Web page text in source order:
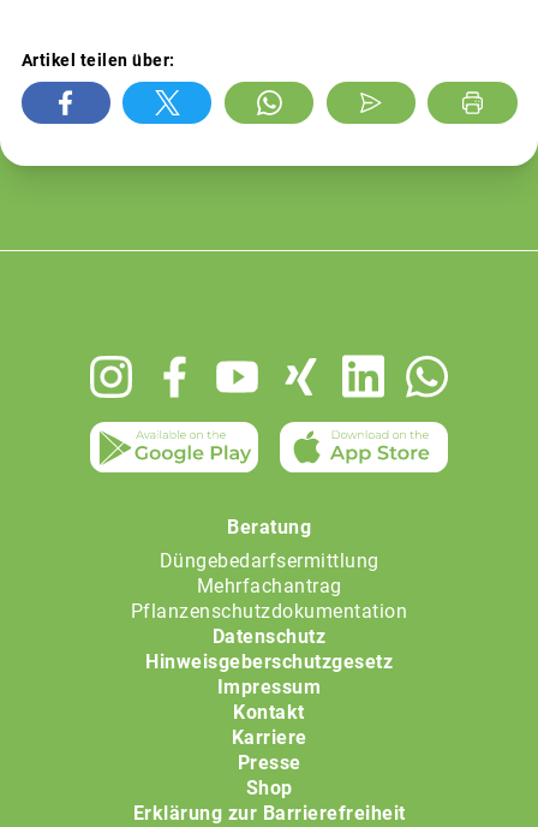
Artikel teilen über:
Beratung
Düngebedarfsermittlung
Mehrfachantrag
Pflanzenschutzdokumentation
Datenschutz
Hinweisgeberschutzgesetz
Impressum
Kontakt
Karriere
Presse
Shop
Erklärung zur Barrierefreiheit